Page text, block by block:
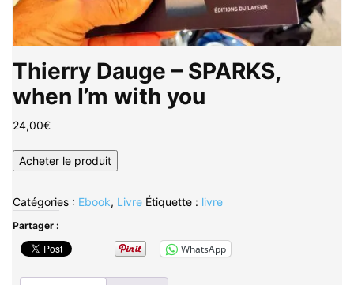
Thierry Dauge – SPARKS,
when I’m with you
24,00€
Acheter le produit
Catégories : Ebook, Livre Étiquette : livre
Partager :
WhatsApp